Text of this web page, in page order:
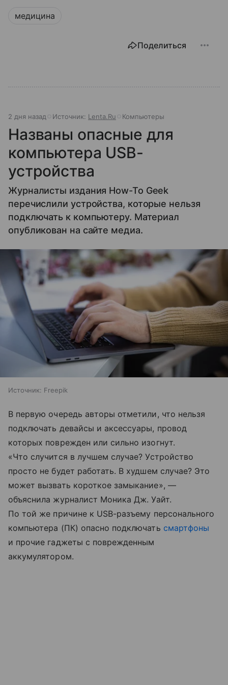
медицина
Поделиться
2 дня назад Источник: Lenta.Ru Компьютеры
Названы опасные для
компьютера USB-
устройства
Журналисты издания How-To Geek
перечислили устройства, которые нельзя
подключать к компьютеру. Материал
опубликован на сайте медиа.
Источник: Freepik
В первую очередь авторы отметили, что нельзя
подключать девайсы и аксессуары, провод
которых поврежден или сильно изогнут.
«Что случится в лучшем случае? Устройство
просто не будет работать. В худшем случае? Это
может вызвать короткое замыкание», —
объяснила журналист Моника Дж. Уайт.
По той же причине к USB-разъему персонального
компьютера (ПК) опасно подключать смартфоны
и прочие гаджеты с поврежденным
аккумулятором.